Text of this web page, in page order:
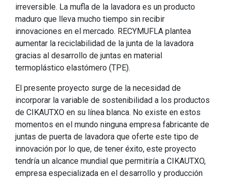
irreversible. La mufla de la lavadora es un producto
maduro que lleva mucho tiempo sin recibir
innovaciones en el mercado. RECYMUFLA plantea
aumentar la reciclabilidad de la junta de la lavadora
gracias al desarrollo de juntas en material
termoplástico elastómero (TPE).
El presente proyecto surge de la necesidad de
incorporar la variable de sostenibilidad a los productos
de CIKAUTXO en su línea blanca. No existe en estos
momentos en el mundo ninguna empresa fabricante de
juntas de puerta de lavadora que oferte este tipo de
innovación por lo que, de tener éxito, este proyecto
tendría un alcance mundial que permitiría a CIKAUTXO,
empresa especializada en el desarrollo y producción